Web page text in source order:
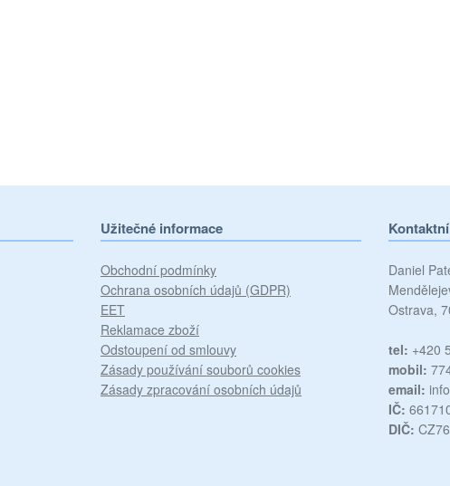
Užitečné informace
Obchodní podmínky
Ochrana osobních údajů (GDPR)
EET
Reklamace zboží
Odstoupení od smlouvy
Zásady používání souborů cookies
Zásady zpracování osobních údajů
Daniel
Ostrava,
tel: +420
mobil:
email:
IČ:
DIČ: